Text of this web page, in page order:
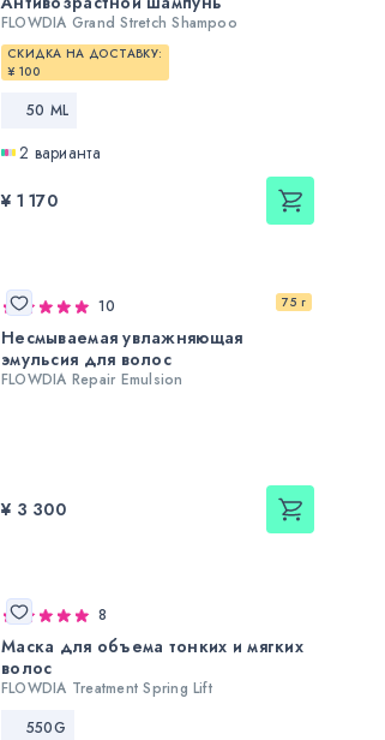
FLOWDIA Grand Stretch Shampoo
СКИДКА НА ДОСТАВКУ:
¥ 100
50 ML
2 варианта
¥ 1 170
75 г
10
Несмываемая увлажняющая
эмульсия для волос
FLOWDIA Repair Emulsion
¥ 3 300
8
Маска для объема тонких и мягких
волос
FLOWDIA Treatment Spring Lift
550G